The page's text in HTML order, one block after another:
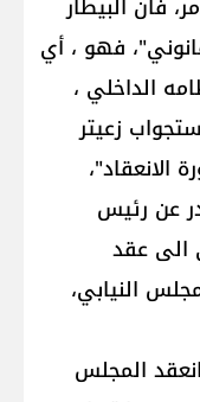
فهو ، أي
98 من نظامه الداخلي ،
زعيتر
الانعقاد"،
عن رئيس
الى عقد
النيابي،
المجلس